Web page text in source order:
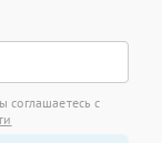
соглашаетесь с